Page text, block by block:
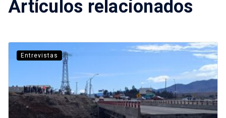
Artículos relacionados
Entrevistas